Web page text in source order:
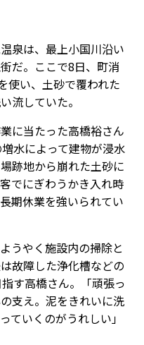
泉は、最上小国川沿い
だ。ここで8日、町消
使い、土砂で覆われた
流していた。
に当たった高橋裕さん
水によって建物が浸水
跡地から崩れた土砂に
でにぎわうかき入れ時
期休業を強いられてい
うやく施設内の掃除と
故障した浄化槽などの
す高橋さん。「頑張っ
支え。泥をきれいに洗
ていくのがうれしい」